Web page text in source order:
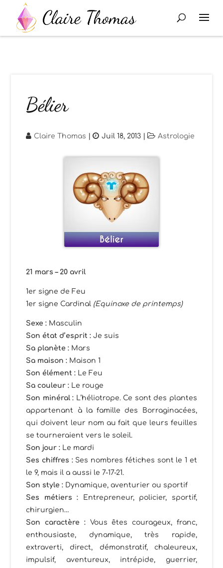
Bélier
Claire Thomas | Juil 18, 2013 | Astrologie
21 mars – 20 avril
1er signe de Feu
1er signe Cardinal (Equinoxe de printemps)
Sexe : Masculin
Son état d’esprit : Je suis
Sa planète : Mars
Sa maison : Maison 1
Son élément : Le Feu
Sa couleur : Le rouge
Son minéral : L’héliotrope. Ce sont des plantes
appartenant à la famille des Borraginacées,
qui doivent leur nom au fait que leurs feuilles
se tourneraient vers le soleil.
Son jour : Le mardi
Ses chiffres :Ses nombres fétiches sont le 1 et
le 9, mais il a aussi le 7-17-21.
Son style : Dynamique, aventurier ou sportif
Ses métiers : Entrepreneur, policier, sportif,
chirurgien…
Son caractère : Vous êtes courageux, franc,
enthousiaste, dynamique, très rapide,
extraverti, direct, démonstratif, chaleureux,
impulsif, aventureux, intrépide, guerrier,